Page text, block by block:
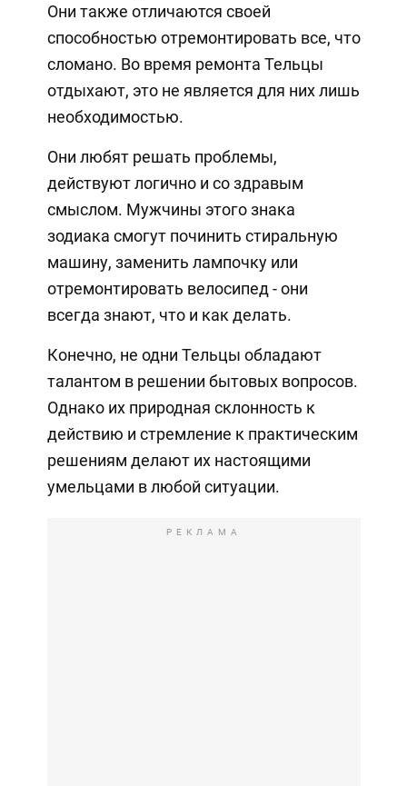
Они также отличаются своей
способностью отремонтировать все, что
сломано. Во время ремонта Тельцы
отдыхают, это не является для них лишь
необходимостью.
Они любят решать проблемы,
действуют логично и со здравым
смыслом. Мужчины этого знака
зодиака смогут починить стиральную
машину, заменить лампочку или
отремонтировать велосипед - они
всегда знают, что и как делать.
Конечно, не одни Тельцы обладают
талантом в решении бытовых вопросов.
Однако их природная склонность к
действию и стремление к практическим
решениям делают их настоящими
умельцами в любой ситуации.
РЕКЛАМА